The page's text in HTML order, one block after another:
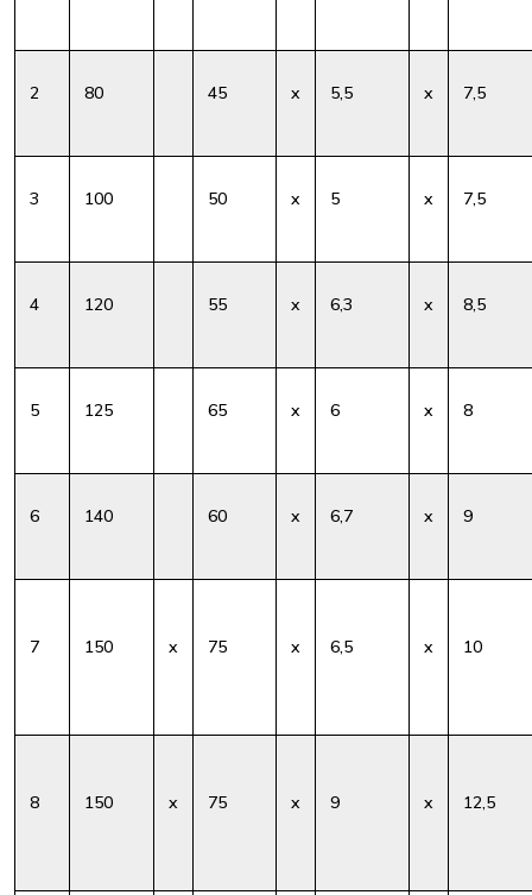
2 80 45 x 5,5 x 7,5
3 100 50 x 5 x 7,5
4 120 55 x 6,3 x 8,5
5 125 65 x 6 x 8
6 140 60 x 6,7 x 9
7 150 x 75 x 6,5 x 10
8 150 x 75 x 9 x 12,5